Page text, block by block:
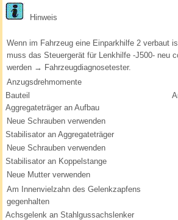
Hinweis
Wenn im Fahrzeug eine Einparkhilfe 2 verbaut
muss das Steuergerät für Lenkhilfe -J500- neu
werden → Fahrzeugdiagnosetester.
Anzugsdrehmomente
Bauteil
Aggregateträger an Aufbau
Neue Schrauben verwenden
Stabilisator an Aggregateträger
Neue Schrauben verwenden
Stabilisator an Koppelstange
Neue Mutter verwenden
Am Innenvielzahn des Gelenkzapfens
gegenhalten
Achsgelenk an Stahlgussachslenker